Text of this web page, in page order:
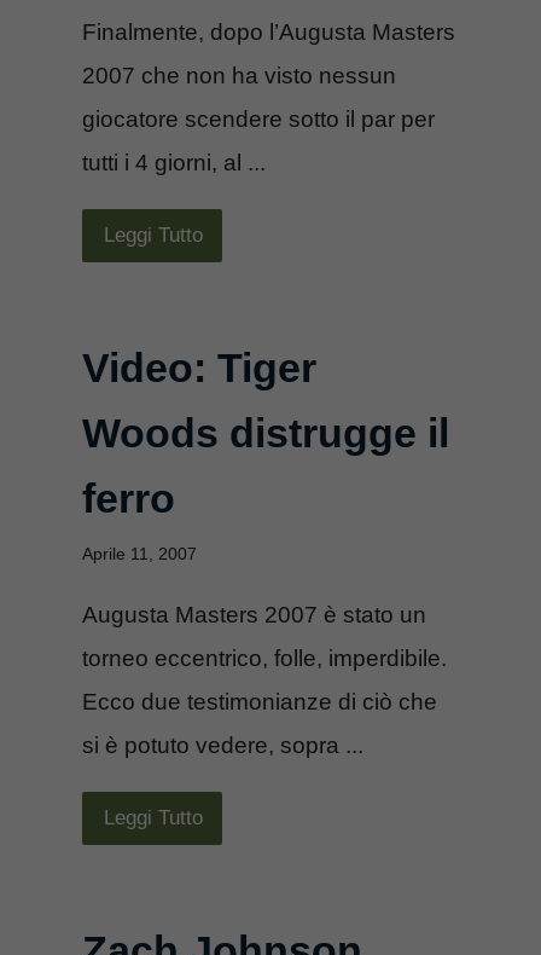
Finalmente, dopo l’Augusta Masters
2007 che non ha visto nessun
giocatore scendere sotto il par per
tutti i 4 giorni, al ...
Leggi Tutto
Video: Tiger
Woods distrugge il
ferro
Aprile 11, 2007
Augusta Masters 2007 è stato un
torneo eccentrico, folle, imperdibile.
Ecco due testimonianze di ciò che
si è potuto vedere, sopra ...
Leggi Tutto